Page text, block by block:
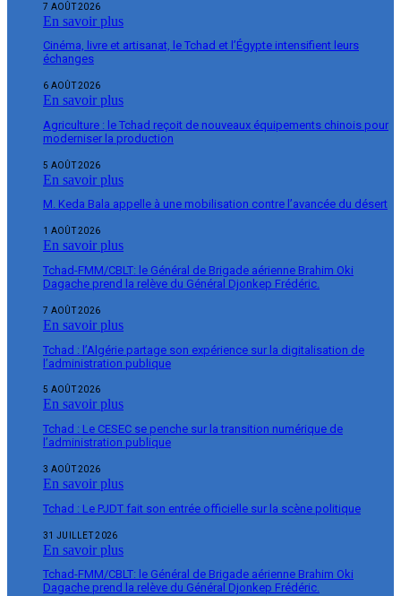
7 AOÛT 2026
En savoir plus
Cinéma, livre et artisanat, le Tchad et l’Égypte intensifient leurs
échanges
6 AOÛT 2026
En savoir plus
Agriculture : le Tchad reçoit de nouveaux équipements chinois pour
moderniser la production
5 AOÛT 2026
En savoir plus
M. Keda Bala appelle à une mobilisation contre l’avancée du désert
1 AOÛT 2026
En savoir plus
Tchad-FMM/CBLT: le Général de Brigade aérienne Brahim Oki
Dagache prend la relève du Général Djonkep Frédéric.
7 AOÛT 2026
En savoir plus
Tchad : l’Algérie partage son expérience sur la digitalisation de
l’administration publique
5 AOÛT 2026
En savoir plus
Tchad : Le CESEC se penche sur la transition numérique de
l’administration publique
3 AOÛT 2026
En savoir plus
Tchad : Le PJDT fait son entrée officielle sur la scène politique
31 JUILLET 2026
En savoir plus
Tchad-FMM/CBLT: le Général de Brigade aérienne Brahim Oki
Dagache prend la relève du Général Djonkep Frédéric.